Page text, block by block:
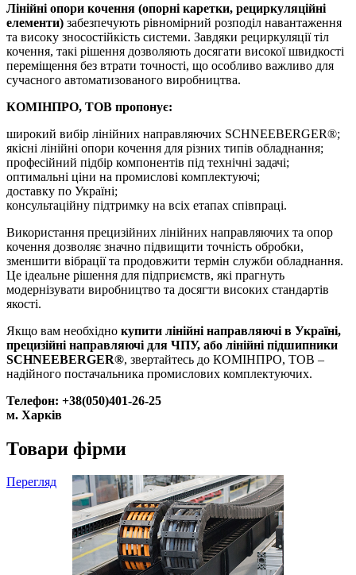
Лінійні опори кочення (опорні каретки, рециркуляційні
елементи) забезпечують рівномірний розподіл навантаження
та високу зносостійкість системи. Завдяки рециркуляції тіл
кочення, такі рішення дозволяють досягати високої швидкості
переміщення без втрати точності, що особливо важливо для
сучасного автоматизованого виробництва.
КОМІНПРО, ТОВ пропонує:
широкий вибір лінійних направляючих SCHNEEBERGER®;
якісні лінійні опори кочення для різних типів обладнання;
професійний підбір компонентів під технічні задачі;
оптимальні ціни на промислові комплектуючі;
доставку по Україні;
консультаційну підтримку на всіх етапах співпраці.
Використання прецизійних лінійних направляючих та опор
кочення дозволяє значно підвищити точність обробки,
зменшити вібрації та продовжити термін служби обладнання.
Це ідеальне рішення для підприємств, які прагнуть
модернізувати виробництво та досягти високих стандартів
якості.
Якщо вам необхідно купити лінійні направляючі в Україні,
прецизійні направляючі для ЧПУ, або лінійні підшипники
SCHNEEBERGER®, звертайтесь до КОМІНПРО, ТОВ –
надійного постачальника промислових комплектуючих.
Телефон: +38(050)401-26-25
м. Харків
Товари фірми
Перегляд